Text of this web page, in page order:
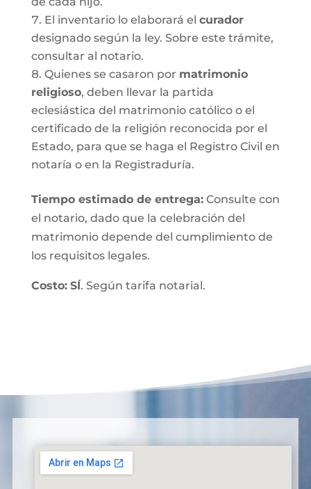
El inventario lo elaborará el curador
designado según la ley. Sobre este trámite,
consultar al notario.
Quienes se casaron por matrimonio
religioso, deben llevar la partida
eclesiástica del matrimonio católico o el
certificado de la religión reconocida por el
Estado, para que se haga el Registro Civil en
notaría o en la Registraduría.
Tiempo estimado de entrega:Consulte con
el notario, dado que la celebración del
matrimonio depende del cumplimiento de
los requisitos legales.
Costo: SÍ. Según tarifa notarial.